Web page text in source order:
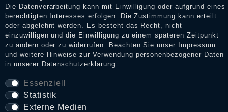
Daten­schutz­erklärung
AGB
Widerrufs­recht
Die Datenverarbeitung kann mit Einwilligung oder aufgrund eines
berechtigten Interesses erfolgen. Die Zustimmung kann erteilt
oder abgelehnt werden. Es besteht das Recht, nicht
einzuwilligen und die Einwilligung zu einem späteren Zeitpunkt
zu ändern oder zu widerrufen. Beachten Sie unser
Impressum
und weitere Hinweise zur Verwendung personenbezogener Daten
in unserer Daten­schutz­erklärung.
Essenziell
Statistik
Externe Medien